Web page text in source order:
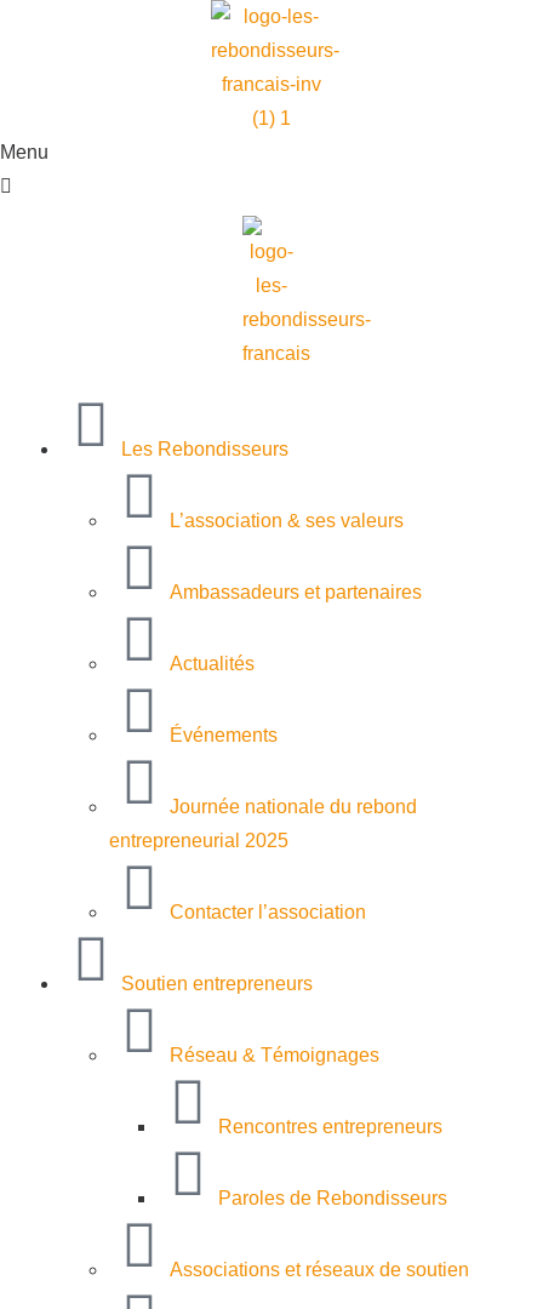
Menu
Les Rebondisseurs
L’association & ses valeurs
Ambassadeurs et partenaires
Actualités
Événements
Journée nationale du rebond
entrepreneurial 2025
Contacter l’association
Soutien entrepreneurs
Réseau & Témoignages
Rencontres entrepreneurs
Paroles de Rebondisseurs
Associations et réseaux de soutien